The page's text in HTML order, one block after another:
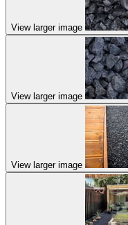
View larger image
View larger image
View larger image